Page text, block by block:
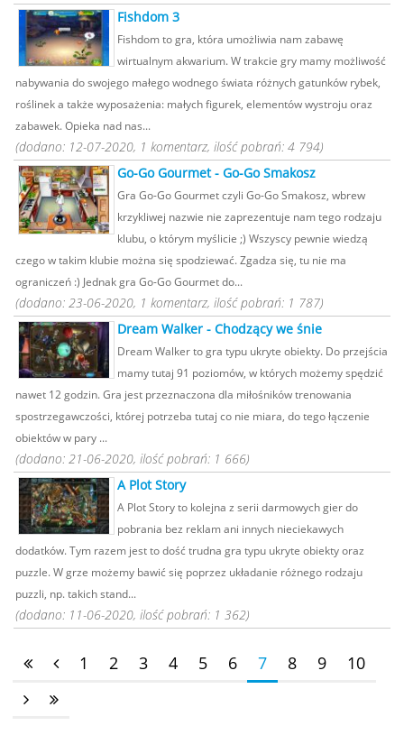
Fishdom 3
Fishdom to gra, która umożliwia nam zabawę
wirtualnym akwarium. W trakcie gry mamy możliwość
nabywania do swojego małego wodnego świata różnych gatunków rybek,
roślinek a także wyposażenia: małych figurek, elementów wystroju oraz
zabawek. Opieka nad nas...
(dodano: 12-07-2020, 1 komentarz, ilość pobrań: 4 794)
Go-Go Gourmet - Go-Go Smakosz
Gra Go-Go Gourmet czyli Go-Go Smakosz, wbrew
krzykliwej nazwie nie zaprezentuje nam tego rodzaju
klubu, o którym myślicie ;) Wszyscy pewnie wiedzą
czego w takim klubie można się spodziewać. Zgadza się, tu nie ma
ograniczeń :) Jednak gra Go-Go Gourmet do...
(dodano: 23-06-2020, 1 komentarz, ilość pobrań: 1 787)
Dream Walker - Chodzący we śnie
Dream Walker to gra typu ukryte obiekty. Do przejścia
mamy tutaj 91 poziomów, w których możemy spędzić
nawet 12 godzin. Gra jest przeznaczona dla miłośników trenowania
spostrzegawczości, której potrzeba tutaj co nie miara, do tego łączenie
obiektów w pary ...
(dodano: 21-06-2020, ilość pobrań: 1 666)
A Plot Story
A Plot Story to kolejna z serii darmowych gier do
pobrania bez reklam ani innych nieciekawych
dodatków. Tym razem jest to dość trudna gra typu ukryte obiekty oraz
puzzle. W grze możemy bawić się poprzez układanie różnego rodzaju
puzzli, np. takich stand...
(dodano: 11-06-2020, ilość pobrań: 1 362)
1 2 3 4 5 6 7 8 9 10